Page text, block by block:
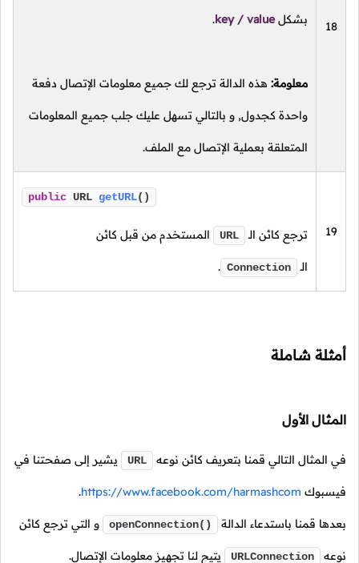
18 بشكلkey / value
.
معلومة: هذه الدالة ترجع لك جميع معلومات الإتصال دفعة
واحدة كجدول, و بالتالي تسهل عليك جلب جميع المعلومات
المتعلقة بعملية الإتصال مع الملف.
19
public URL getURL()
ترجع كائن الـ URL المستخدم من قبل كائن
الـ Connection
.
أمثلة شاملة
المثال الأول
في المثال التالي قمنا بتعريف كائن نوعه URL يشير إلى صفحتنا في
فيسبوك https://www.facebook.com/harmashcom
.
بعدها قمنا باستدعاء الدالة openConnection() و التي ترجع كائن
نوعه URLConnection يتيح لنا تجهيز معلومات الإتصال.